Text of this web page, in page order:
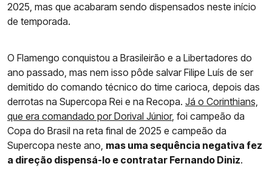
2025, mas que acabaram sendo dispensados neste início
de temporada.
O Flamengo conquistou a Brasileirão e a Libertadores do
ano passado, mas nem isso pôde salvar Filipe Luís de ser
demitido do comando técnico do time carioca, depois das
derrotas na Supercopa Rei e na Recopa. Já o Corinthians,
que era comandado por Dorival Júnior, foi campeão da
Copa do Brasil na reta final de 2025 e campeão da
Supercopa neste ano, mas uma sequência negativa fez
a direção dispensá-lo e contratar Fernando Diniz.